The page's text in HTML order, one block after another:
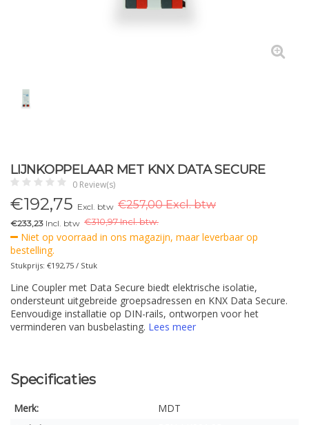
LIJNKOPPELAAR MET KNX DATA SECURE
0 Review(s)
€192,75 Excl. btw €257,00 Excl. btw
€233,23 Incl. btw €310,97 Incl. btw.
Niet op voorraad in ons magazijn, maar leverbaar op
bestelling.
Stukprijs: €192,75 / Stuk
Line Coupler met Data Secure biedt elektrische isolatie,
ondersteunt uitgebreide groepsadressen en KNX Data Secure.
Eenvoudige installatie op DIN-rails, ontworpen voor het
verminderen van busbelasting. Lees meer
Specificaties
Merk:
MDT